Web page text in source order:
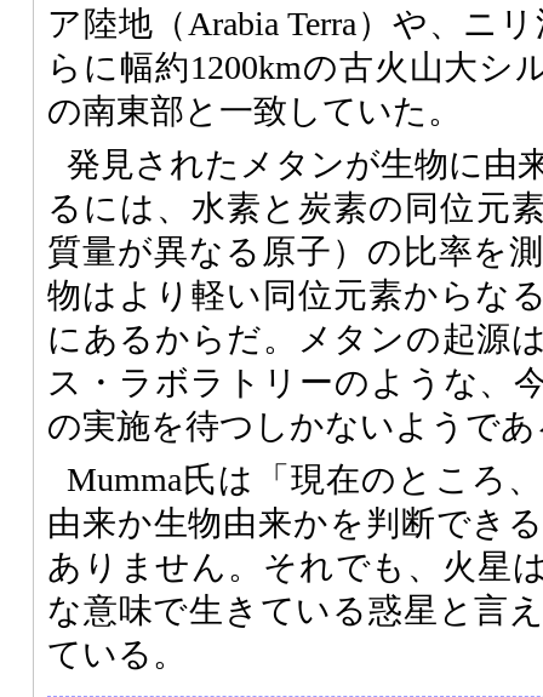
ア陸地（Arabia Terra）や、ニ
らに幅約1200kmの古火山大シ
の南東部と一致していた。
発見されたメタンが生物に由
るには、水素と炭素の同位元
質量が異なる原子）の比率を
物はより軽い同位元素からな
にあるからだ。メタンの起源
ス・ラボラトリーのような、
の実施を待つしかないようで
Mumma氏は「現在のところ
由来か生物由来かを判断でき
ありません。それでも、火星
な意味で生きている惑星と言
ている。